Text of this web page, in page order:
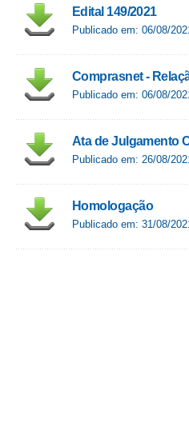
Edital 149/2021
Publicado em: 06/08/
Comprasnet -
Publicado em: 06/08/
Ata de Julgamento
Publicado em: 26/08/
Homologação
Publicado em: 31/08/